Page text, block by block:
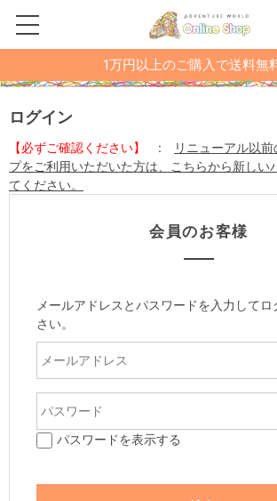
1万円以上のご購入で送料無
ログイン
【必ずご確認ください】 :
リニューアル以
プをご利用いただいた方は、こちらから新しい
てください。
会員のお客様
メールアドレスとパスワードを入力して
さい。
パスワードを表示する